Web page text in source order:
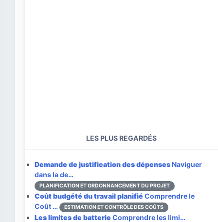
LES PLUS REGARDÉS
Demande de justification des dépenses Naviguer
dans la de…
PLANIFICATION ET ORDONNANCEMENT DU PROJET
Coût budgété du travail planifié Comprendre le
Coût …
ESTIMATION ET CONTRÔLE DES COÛTS
Les limites de batterie Comprendre les limi…